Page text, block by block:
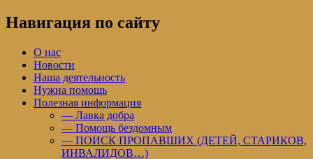
Навигация по сайту
О нас
Новости
Наша деятельность
Нужна помощь
Полезная информация
— Лавка добра
— Помощь бездомным
— ПОИСК ПРОПАВШИХ (ДЕТЕЙ, СТАРИКОВ,
ИНВАЛИДОВ…)